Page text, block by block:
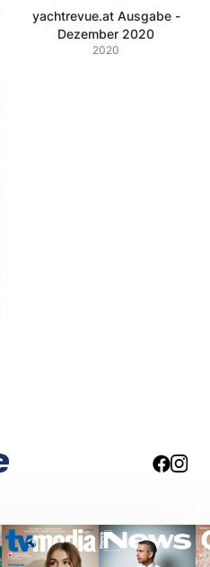
yachtrevue.at Ausgabe -
Dezember 2020
2020